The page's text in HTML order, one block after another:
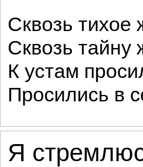
Сквозь тихое
Сквозь тайну
К устам
Просились в
Я